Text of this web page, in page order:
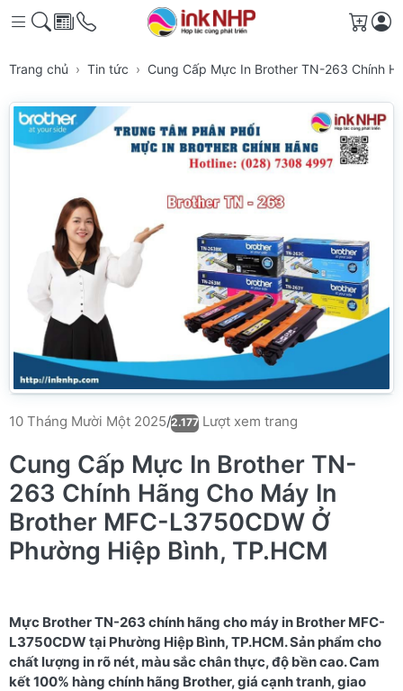
Giỏ
Trang chủ Tin tức Cung Cấp Mực In Brother TN-263 Chính
10 Tháng Mười Một 2025/2.177 Lượt xem trang
Cung Cấp Mực In Brother TN-
263 Chính Hãng Cho Máy In
Brother MFC-L3750CDW Ở
Phường Hiệp Bình, TP.HCM
Mực Brother TN-263 chính hãng cho máy in Brother MFC-
L3750CDW tại Phường Hiệp Bình, TP.HCM. Sản phẩm cho
chất lượng in rõ nét, màu sắc chân thực, độ bền cao. Cam
kết 100% hàng chính hãng Brother, giá cạnh tranh, giao